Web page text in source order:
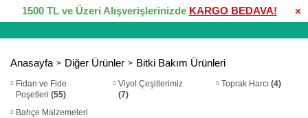
×
1500 TL ve Üzeri Alışverişlerinizde KARGO BEDAVA!
Anasayfa Diğer Ürünler Bitki Bakım Ürünleri
Fidan ve Fide
Poşetleri (55)
Viyol Çeşitlerimiz
(7)
Toprak Harcı (4)
Bahçe Malzemeleri